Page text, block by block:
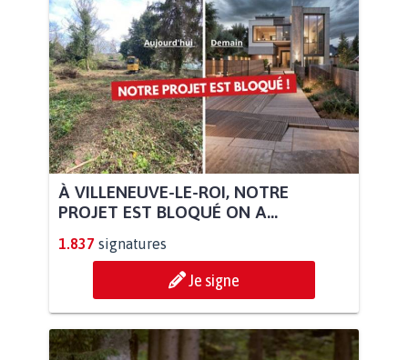
À VILLENEUVE-LE-ROI, NOTRE
PROJET EST BLOQUÉ ON A...
1.837 signatures
Je signe